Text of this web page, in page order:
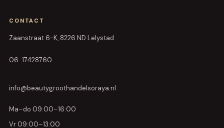
CONTACT
Zaanstraat 6-K, 8226 ND Lelystad
06-17428760
info@beautygroothandelsoraya.nl
Ma–do 09:00–16:00
Vr 09:00–13:00